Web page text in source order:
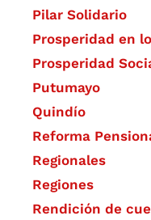
Pilar Solidario
Prosperidad en
Prosperidad
Putumayo
Quindío
Reforma
Regionales
Regiones
Rendición de